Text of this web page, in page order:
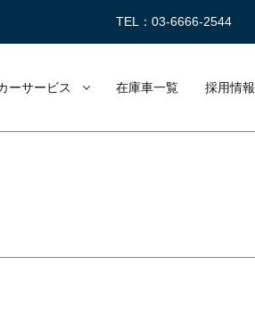
TEL：03-6666-2544
ーサービス 在庫車一覧 採用情報